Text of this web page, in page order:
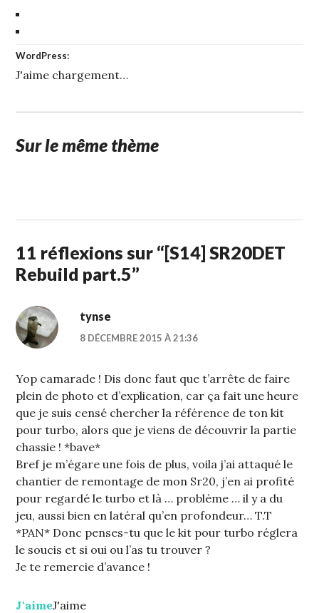
WordPress:
J'aime chargement…
Sur le même thème
11 réflexions sur “[S14] SR20DET
Rebuild part.5”
tynse
8 DÉCEMBRE 2015 À 21:36
Yop camarade ! Dis donc faut que t’arrête de faire
plein de photo et d’explication, car ça fait une heure
que je suis censé chercher la référence de ton kit
pour turbo, alors que je viens de découvrir la partie
chassie ! *bave*
Bref je m’égare une fois de plus, voila j’ai attaqué le
chantier de remontage de mon Sr20, j’en ai profité
pour regardé le turbo et là … problème … il y a du
jeu, aussi bien en latéral qu’en profondeur… T.T
*PAN* Donc penses-tu que le kit pour turbo réglera
le soucis et si oui ou l’as tu trouver ?
Je te remercie d’avance !
J'aimeJ'aime